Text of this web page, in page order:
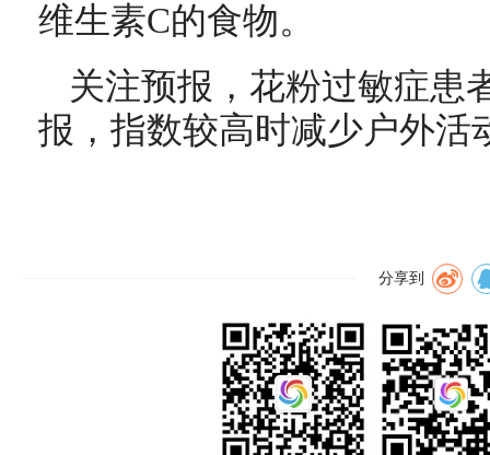
维生素C的食物。
关注预报，花粉过敏症患
报，指数较高时减少户外活
分享到